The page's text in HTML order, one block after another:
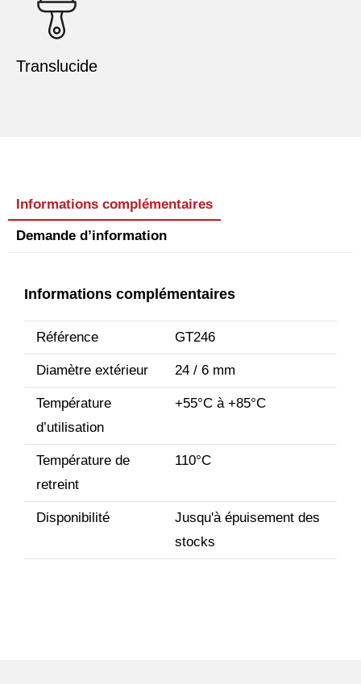
Translucide
Informations complémentaires
Demande d’information
Informations complémentaires
Référence GT246
Diamètre extérieur 24 / 6 mm
Température
d’utilisation
+55°C à +85°C
Température de
retreint
110°C
Disponibilité
Jusqu'à épuisement des
stocks